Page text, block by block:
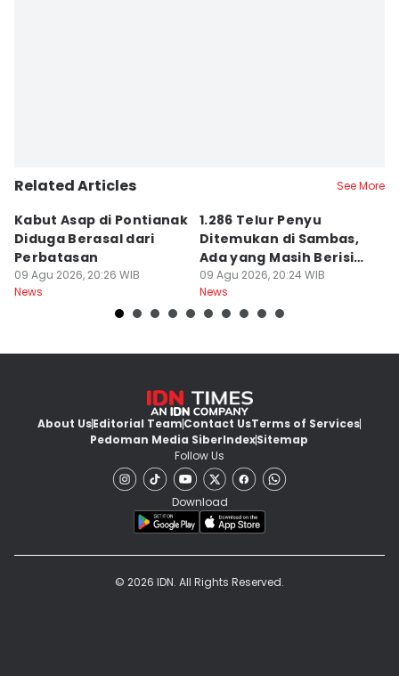
Related Articles See More
Kabut Asap di Pontianak
Diduga Berasal dari
Perbatasan
09 Agu 2026, 20:26 WIB
News
1.286 Telur Penyu
Ditemukan di Sambas,
Ada yang Masih Berisi
Embrio
09 Agu 2026, 20:24 WIB
News
About UsEditorial TeamContact UsTerms of Services
Pedoman Media SiberIndexSitemap
Follow Us
Download
© 2026 IDN. All Rights Reserved.